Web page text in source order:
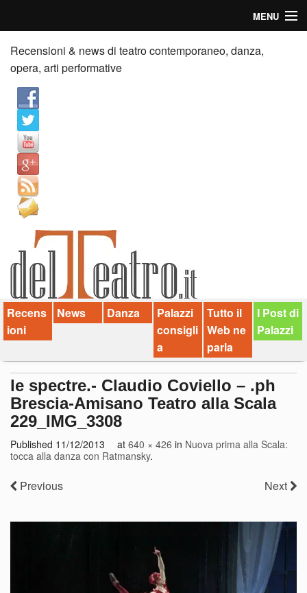
MENU
Home
Recensioni
Anticipazioni
News
Palazzi consiglia
Video
Chi siamo
Contatti
dT in English
Recensioni & news di teatro contemporaneo, danza,
opera, arti performative
Recens
ioni
News Danza
Palazzi
consigli
a
Tutto il
Web ne
parla
I Post di
Palazzi
le spectre.- Claudio Coviello – .ph
Brescia-Amisano Teatro alla Scala
229_IMG_3308
Published 11/12/2013 at 640 × 426 in Nuova prima alla Scala:
tocca alla danza con Ratmansky.
Previous Next